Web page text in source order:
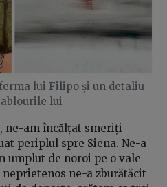
lui Filipo și un detaliu
lui
ne-am încălțat smeriți
periplul spre Siena. Ne-a
umplut de noroi pe o vale
ne-a zburătăcit